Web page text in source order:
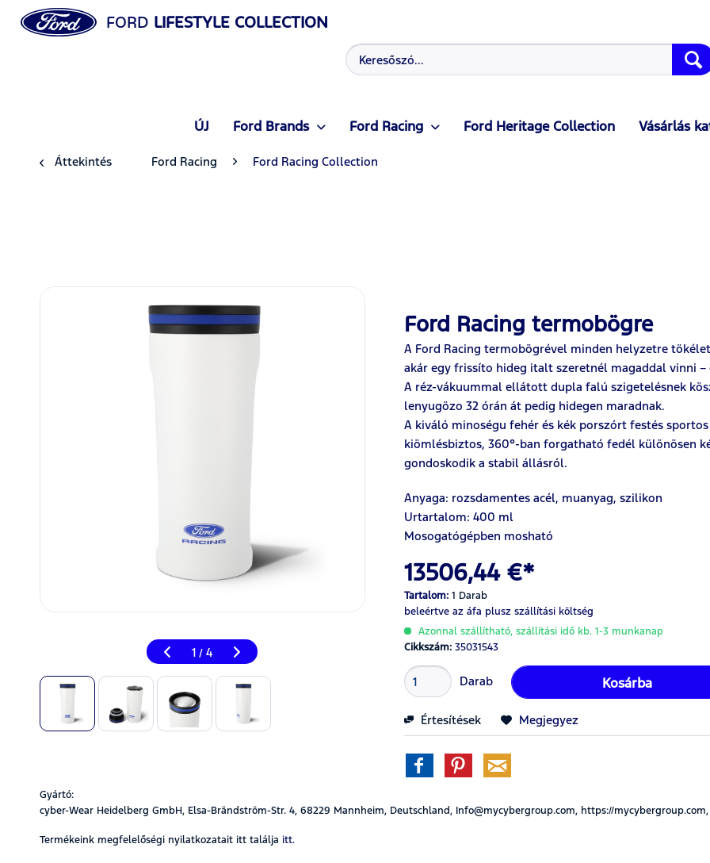
FORD LIFESTYLE COLLECTION
ÚJ Ford Brands Ford Racing Ford Heritage Collection Vásárlás
Áttekintés Ford Racing Ford Racing Collection
1 / 4
Ford Racing termobögre
A Ford Racing termobögrével minden helyzetre
akár egy frissíto hideg italt szeretnél magaddal vinni
A réz-vákuummal ellátott dupla falú szigetelésnek
lenyugözo 32 órán át pedig hidegen maradnak.
A kiváló minoségu fehér és kék porszórt festés
kiömlésbiztos, 360°-ban forgatható fedél különösen
gondoskodik a stabil állásról.
Anyaga: rozsdamentes acél, muanyag, szilikon
Urtartalom: 400 ml
Mosogatógépben mosható
13506,44 €*
Tartalom:1 Darab
beleértve az áfa plusz szállítási költség
Azonnal szállítható, szállítási idő kb. 1-3 munkanap
Cikkszám:35031543
Darab Kosárba
Értesítések Megjegyez
Gyártó:
cyber-Wear Heidelberg GmbH, Elsa-Brändström-Str. 4, 68229 Mannheim, Deutschland, Info@mycybergroup.com, https://
Termékeink megfelelőségi nyilatkozatait itt találja itt.